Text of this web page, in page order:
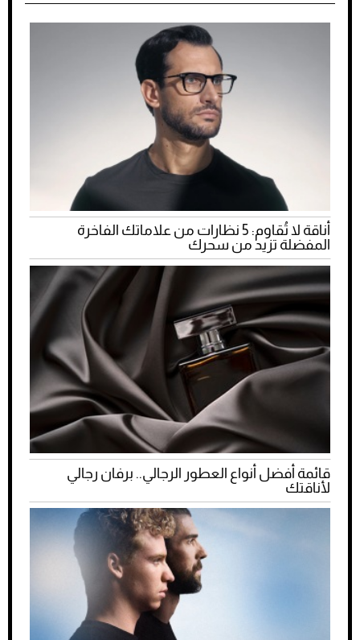
أناقة لا تُقاوم: 5 نظارات من علاماتك الفاخرة
المفضلة تزيد من سحرك
قائمة أفضل أنواع العطور الرجالي.. برفان رجالي
لأناقتك